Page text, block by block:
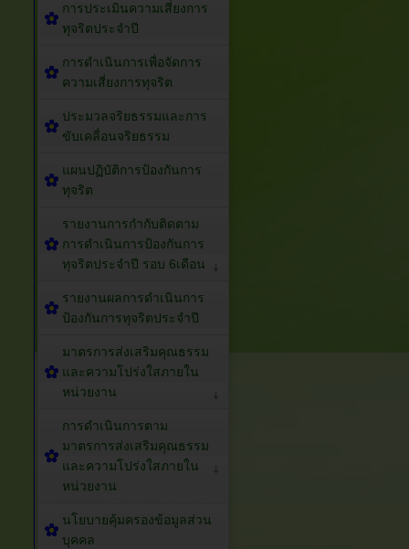
การประเมินความเสี่ยงการ
ทุจริตประจำปี
การดำเนินการเพื่อจัดการ
ความเสี่ยงการทุจริต
ประมวลจริยธรรมและการ
ขับเคลื่อนจริยธรรม
แผนปฏิบัติการป้องกันการ
ทุจริต
รายงานการกำกับติดตาม
การดำเนินการป้องกันการ
ทุจริตประจำปี รอบ 6เดือน
รายงานผลการดำเนินการ
ป้องกันการทุจริตประจำปี
มาตรการส่งเสริมคุณธรรม
และความโปร่งใสภายใน
หน่วยงาน
การดำเนินการตาม
มาตรการส่งเสริมคุณธรรม
และความโปร่งใสภายใน
หน่วยงาน
นโยบายคุ้มครองข้อมูลส่วน
บุคคล